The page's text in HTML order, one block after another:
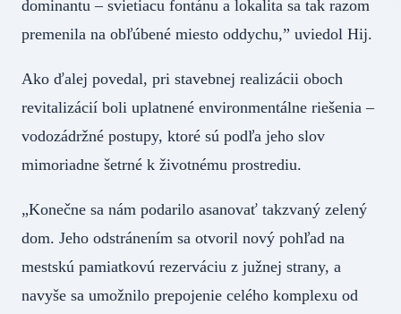
dominantu – svietiacu fontánu a lokalita sa tak razom
premenila na obľúbené miesto oddychu,” uviedol Hij.
Ako ďalej povedal, pri stavebnej realizácii oboch
revitalizácií boli uplatnené environmentálne riešenia –
vodozádržné postupy, ktoré sú podľa jeho slov
mimoriadne šetrné k životnému prostrediu.
„Konečne sa nám podarilo asanovať takzvaný zelený
dom. Jeho odstránením sa otvoril nový pohľad na
mestskú pamiatkovú rezerváciu z južnej strany, a
navyše sa umožnilo prepojenie celého komplexu od